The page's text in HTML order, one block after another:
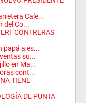
Cale...
del Co...
CONTRERAS
papá a es...
su...
en Ma...
cont...
TIENE
DE PUNTA